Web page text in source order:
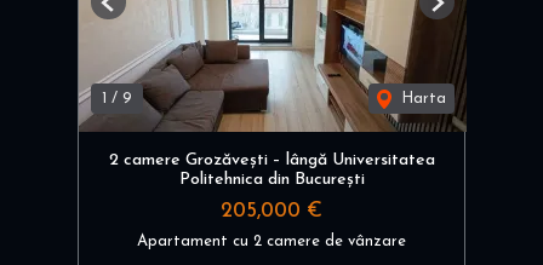
/ 9 Harta
Previous Next
2 camere Grozăvești – lângă Universitatea
Politehnica din București
205,000 €
Apartament cu 2 camere de vânzare